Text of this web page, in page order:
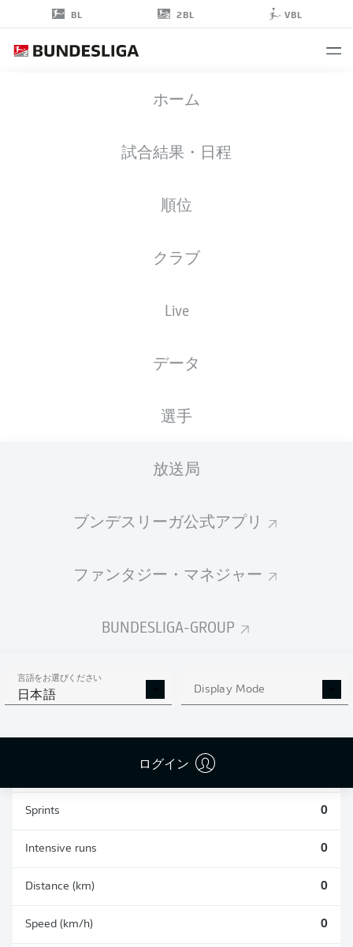
BL 2BL VBL
ホーム
試合結果・日程
順位
クラブ
Live
データ
選手
放送局
ブンデスリーガ公式アプリ
ファンタジー・マネジャー
BUNDESLIGA-GROUP
言語をお選びください
日本語 Display Mode
ログイン
25.01.2005
統計 シーズン 2023/2024
OWN-GOALS
PASSES
COMPLETED
Sprints 0
Intensive runs 0
Distance (km) 0
Speed (km/h) 0